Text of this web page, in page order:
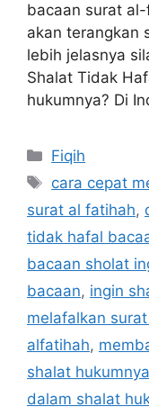
bacaan surat
akan terangkan
lebih jelasnya
Shalat Tidak
hukumnya? Di
Categories
Fiqih
Tags
cara cepat
surat al fatihah,
tidak hafal
bacaan sholat
bacaan, ingin
melafalkan
alfatihah,
shalat hukumnya
dalam shalat